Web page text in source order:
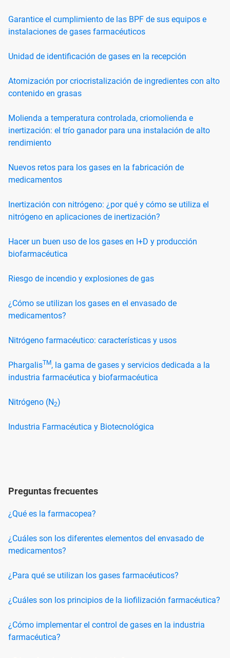
Garantice el cumplimiento de las BPF de sus equipos e
instalaciones de gases farmacéuticos
Unidad de identificación de gases en la recepción
Atomización por criocristalización de ingredientes con alto
contenido en grasas
Molienda a temperatura controlada, criomolienda e
inertización: el trío ganador para una instalación de alto
rendimiento
Nuevos retos para los gases en la fabricación de
medicamentos
Inertización con nitrógeno: ¿por qué y cómo se utiliza el
nitrógeno en aplicaciones de inertización?
Hacer un buen uso de los gases en I+D y producción
biofarmacéutica
Riesgo de incendio y explosiones de gas
¿Cómo se utilizan los gases en el envasado de
medicamentos?
Nitrógeno farmacéutico: características y usos
PhargalisTM, la gama de gases y servicios dedicada a la
industria farmacéutica y biofarmacéutica
Nitrógeno (N2)
Industria Farmacéutica y Biotecnológica
Preguntas frecuentes
¿Qué es la farmacopea?
¿Cuáles son los diferentes elementos del envasado de
medicamentos?
¿Para qué se utilizan los gases farmacéuticos?
¿Cuáles son los principios de la liofilización farmacéutica?
¿Cómo implementar el control de gases en la industria
farmacéutica?